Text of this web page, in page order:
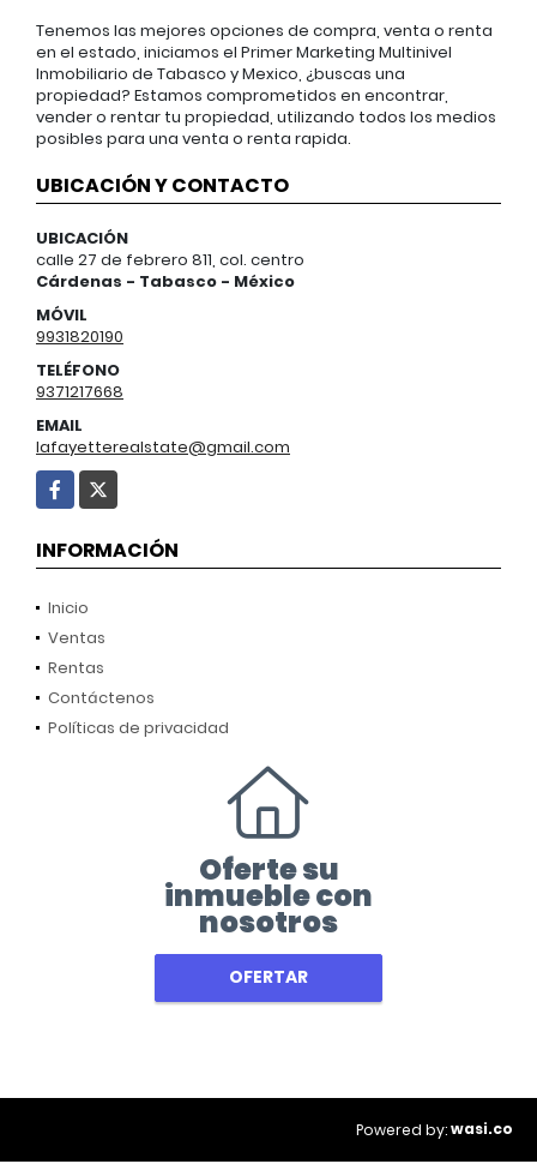
Tenemos las mejores opciones de compra, venta o renta
en el estado, iniciamos el Primer Marketing Multinivel
Inmobiliario de Tabasco y Mexico, ¿buscas una
propiedad? Estamos comprometidos en encontrar,
vender o rentar tu propiedad, utilizando todos los medios
posibles para una venta o renta rapida.
UBICACIÓN Y CONTACTO
UBICACIÓN
calle 27 de febrero 811, col. centro
Cárdenas - Tabasco - México
MÓVIL
9931820190
TELÉFONO
9371217668
EMAIL
lafayetterealstate@gmail.com
Facebook
X
INFORMACIÓN
Inicio
Ventas
Rentas
Contáctenos
Políticas de privacidad
Oferte su
inmueble con
nosotros
OFERTAR
Powered by:wasi.co